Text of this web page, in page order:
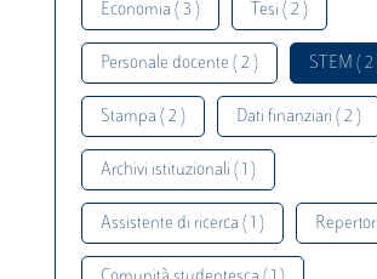
Economia ( 3 ) Tesi ( 2 )
Personale docente ( 2 ) STEM ( 2
Stampa ( 2 ) Dati finanziari ( 2 )
Archivi istituzionali ( 1 )
Assistente di ricerca ( 1 )